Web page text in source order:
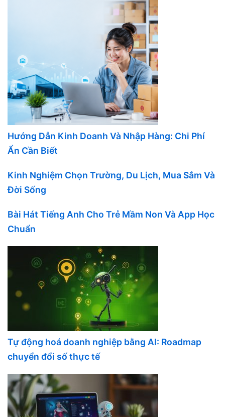
Hướng Dẫn Kinh Doanh Và Nhập Hàng: Chi Phí
Ẩn Cần Biết
Kinh Nghiệm Chọn Trường, Du Lịch, Mua Sắm Và
Đời Sống
Bài Hát Tiếng Anh Cho Trẻ Mầm Non Và App Học
Chuẩn
Tự động hoá doanh nghiệp bằng AI: Roadmap
chuyển đổi số thực tế